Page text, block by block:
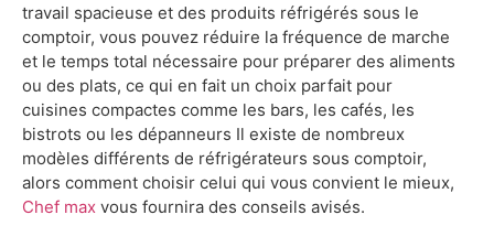
travail spacieuse et des produits réfrigérés sous le
comptoir, vous pouvez réduire la fréquence de marche
et le temps total nécessaire pour préparer des aliments
ou des plats, ce qui en fait un choix parfait pour
cuisines compactes comme les bars, les cafés, les
bistrots ou les dépanneurs Il existe de nombreux
modèles différents de réfrigérateurs sous comptoir,
alors comment choisir celui qui vous convient le mieux,
Chef max vous fournira des conseils avisés.